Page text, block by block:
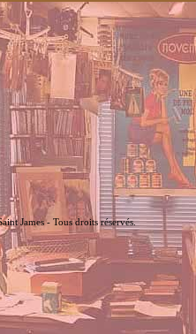
James - Tous droits réservés.